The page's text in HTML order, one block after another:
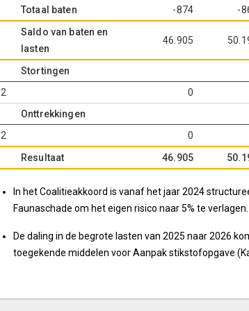
Totaal baten -874 -
Saldo van baten en
lasten
46.905
Stortingen
0
Onttrekkingen
0
Resultaat
46.905
In het Coalitieakkoord is vanaf het jaar 2024
Faunaschade om het eigen risico naar 5% te verlagen.
De daling in de begrote lasten van 2025 naar 2026
toegekende middelen voor Aanpak stikstofopgave